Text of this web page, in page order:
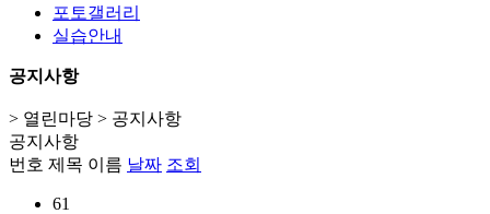
포토갤러리
실습안내
공지사항
> 열린마당 > 공지사항
공지사항
번호 제목 이름 날짜 조회
61